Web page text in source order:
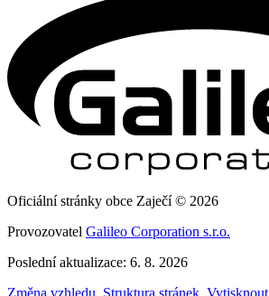
Oficiální stránky obce Zaječí © 2026
Provozovatel Galileo Corporation s.r.o.
Poslední aktualizace: 6. 8. 2026